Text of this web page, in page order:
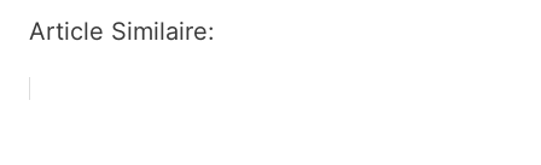
Article Similaire: